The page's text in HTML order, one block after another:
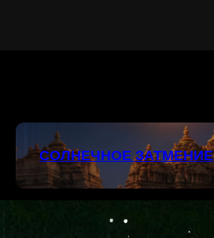
СОЛНЕЧНОЕ ЗАТМЕНИЕ